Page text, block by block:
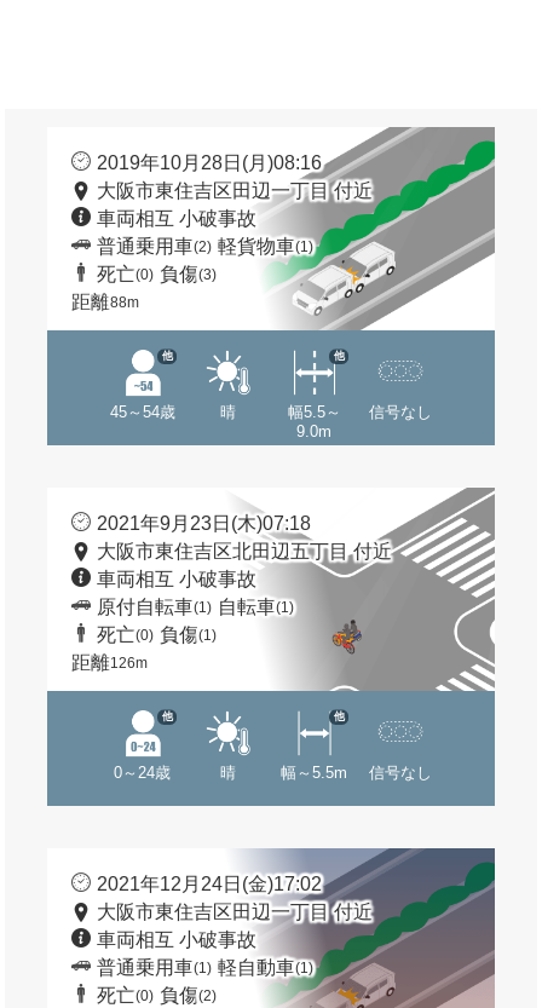
2019年10月28日(月)08:16
大阪市東住吉区田辺一丁目 付近
車両相互 小破事故
普通乗用車(2) 軽貨物車(1)
死亡(0) 負傷(3)
距離88m
45～54歳
他
晴
幅5.5～
9.0m
他
信号なし
2021年9月23日(木)07:18
大阪市東住吉区北田辺五丁目 付近
車両相互 小破事故
原付自転車(1) 自転車(1)
死亡(0) 負傷(1)
距離126m
0～24歳
他
晴 幅～5.5m
他
信号なし
2021年12月24日(金)17:02
大阪市東住吉区田辺一丁目 付近
車両相互 小破事故
普通乗用車(1) 軽自動車(1)
死亡(0) 負傷(2)